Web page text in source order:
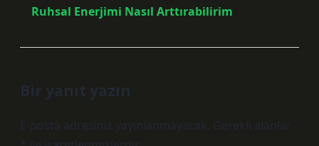
Ruhsal Enerjimi Nasıl Arttırabilirim
Bir yanıt yazın
E-posta adresiniz yayınlanmayacak. Gerekli alanlar